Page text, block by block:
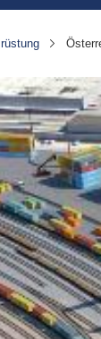
&
&
& Services
&
&